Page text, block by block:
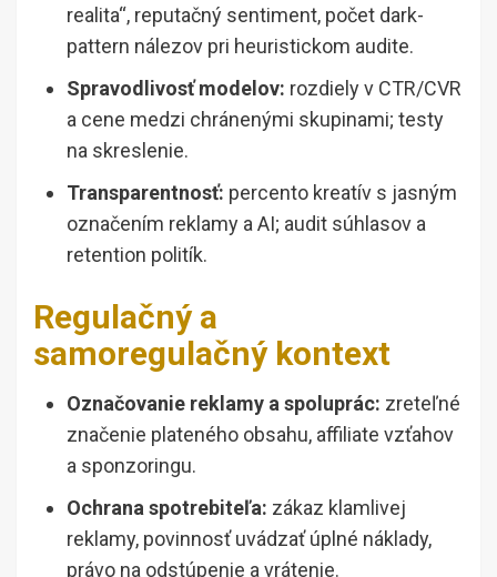
realita“, reputačný sentiment, počet dark-
pattern nálezov pri heuristickom audite.
Spravodlivosť modelov: rozdiely v CTR/CVR
a cene medzi chránenými skupinami; testy
na skreslenie.
Transparentnosť: percento kreatív s jasným
označením reklamy a AI; audit súhlasov a
retention politík.
Regulačný a
samoregulačný kontext
Označovanie reklamy a spoluprác: zreteľné
značenie plateného obsahu, affiliate vzťahov
a sponzoringu.
Ochrana spotrebiteľa: zákaz klamlivej
reklamy, povinnosť uvádzať úplné náklady,
právo na odstúpenie a vrátenie.